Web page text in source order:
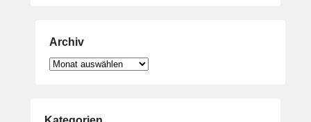
Archiv
Archiv